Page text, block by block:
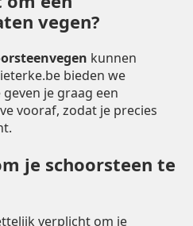
vegen?
kunnen
bieden we
je graag een
vooraf, zodat je precies
je schoorsteen te
verplicht om je